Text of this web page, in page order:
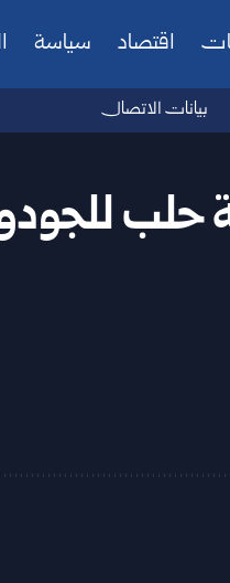
اقتصاد سياسة
بيانات الاتصال
بمشاركة 9